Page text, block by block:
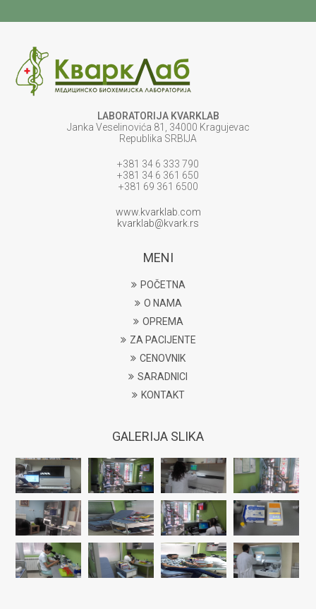
LABORATORIJA KVARKLAB
Janka Veselinovića 81, 34000 Kragujevac
Republika SRBIJA
+381 34 6 333 790
+381 34 6 361 650
+381 69 361 6500
www.kvarklab.com
kvarklab@kvark.rs
MENI
POČETNA
O NAMA
OPREMA
ZA PACIJENTE
CENOVNIK
SARADNICI
KONTAKT
GALERIJA SLIKA